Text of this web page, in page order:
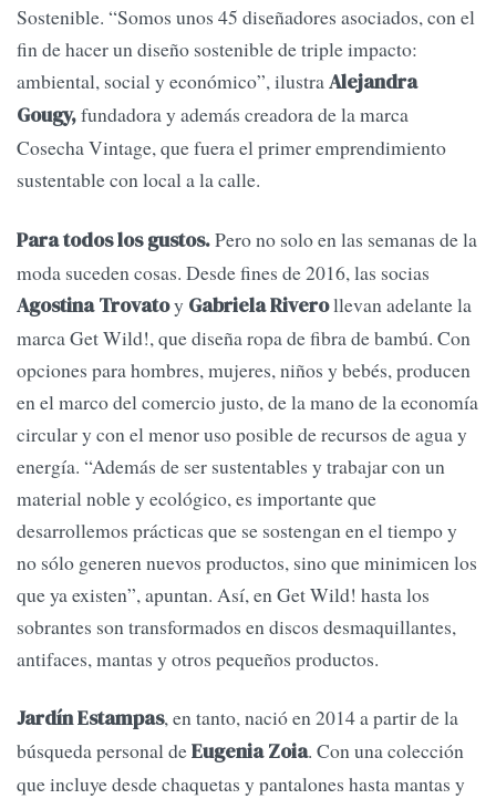
Sostenible. “Somos unos 45 diseñadores asociados, con el
fin de hacer un diseño sostenible de triple impacto:
ambiental, social y económico”, ilustraAlejandra
Gougy,fundadora y además creadora de la marca
Cosecha Vintage, que fuera el primer emprendimiento
sustentable con local a la calle.
Para todos los gustos.Pero no solo en las semanas de la
moda suceden cosas. Desde fines de 2016, las socias
Agostina Trovatoy Gabriela Riverollevan adelante la
marca Get Wild!, que diseña ropa de fibra de bambú. Con
opciones para hombres, mujeres, niños y bebés, producen
en el marco del comercio justo, de la mano de la economía
circular y con el menor uso posible de recursos de agua y
energía. “Además de ser sustentables y trabajar con un
material noble y ecológico, es importante que
desarrollemos prácticas que se sostengan en el tiempo y
no sólo generen nuevos productos, sino que minimicen los
que ya existen”, apuntan. Así, en Get Wild! hasta los
sobrantes son transformados en discos desmaquillantes,
antifaces, mantas y otros pequeños productos.
Jardín Estampas, en tanto, nació en 2014 a partir de la
búsqueda personal deEugenia Zoia. Con una colección
que incluye desde chaquetas y pantalones hasta mantas y